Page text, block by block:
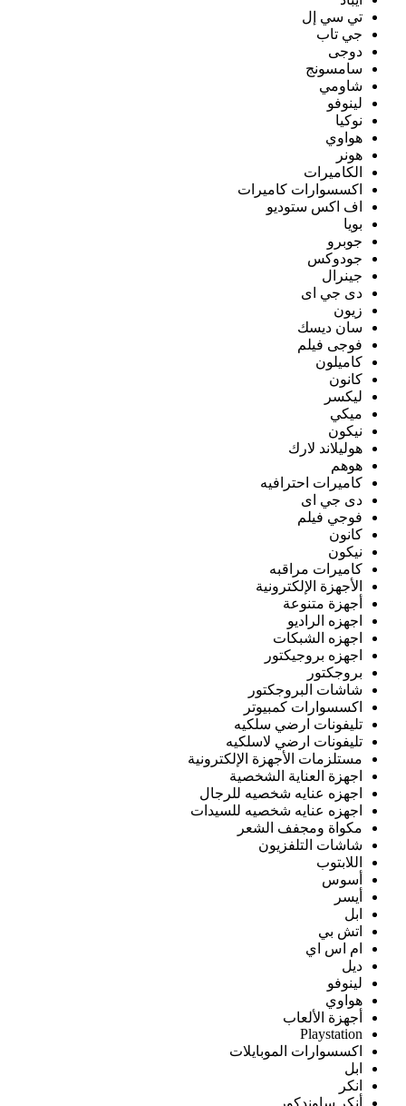
تي سي إل
جي تاب
دوجى
سامسونج
شاومي
لينوفو
نوكيا
هواوي
هونر
الكاميرات
اكسسوارات كاميرات
اف اكس ستوديو
بويا
جوبرو
جودوكس
جينرال
دى جي اى
زيون
سان ديسك
فوجى فيلم
كاميلون
كانون
ليكسر
ميكي
نيكون
هوليلاند لارك
هوهم
كاميرات احترافيه
دى جي اى
فوجي فيلم
كانون
نيكون
كاميرات مراقبه
الأجهزة الإلكترونية
أجهزة متنوعة
اجهزه الراديو
اجهزه الشبكات
اجهزه بروجيكتور
بروجكتور
شاشات البروجكتور
اكسسوارات كمبيوتر
تليفونات ارضي سلكيه
تليفونات ارضي لاسلكيه
مستلزمات الأجهزة الإلكترونية
اجهزة العناية الشخصية
اجهزه عنايه شخصيه للرجال
اجهزه عنايه شخصيه للسيدات
مكواة ومجفف الشعر
شاشات التلفزيون
اللابتوب
أسوس
أيسر
ابل
اتش بي
ام اس اي
ديل
لينوفو
هواوي
أجهزة الألعاب
Playstation
اكسسوارات الموبايلات
ابل
انكر